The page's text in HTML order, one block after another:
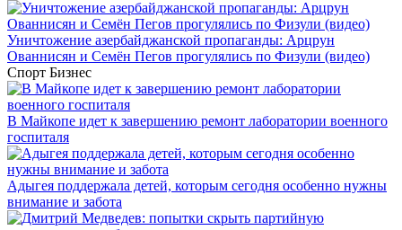
Уничтожение азербайджанской пропаганды: Арцрун
Ованнисян и Семён Пегов прогулялись по Физули (видео)
Спорт Бизнес
В Майкопе идет к завершению ремонт лаборатории военного
госпиталя
Адыгея поддержала детей, которым сегодня особенно нужны
внимание и забота